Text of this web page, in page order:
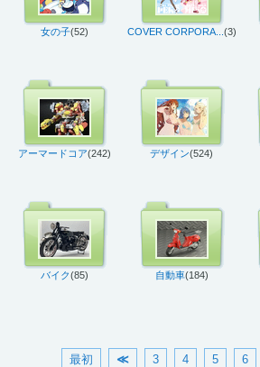
女の子(52) COVER CORPORA... (3)
アーマードコア(242) デザイン(524)
バイク(85) 自動車(184)
最初 ≪ 3 4 5 6